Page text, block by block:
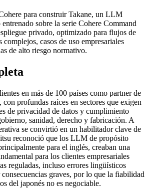
para construir Takane, un LLM
sobre la serie Cohere Command
privado, optimizado para flujos de
complejos, casos de uso empresariales
de alto riesgo normativo.
en más de 100 países como partner de
profundas raíces en sectores que exigen
de privacidad de datos y cumplimiento
sanidad, derecho y fabricación. A
se convirtió en un habilitador clave de
reconoció que los LLM de propósito
para el inglés, creaban una
para los clientes empresariales
reguladas, incluso errores lingüísticos
consecuencias graves, por lo que la fiabilidad
del japonés no es negociable.